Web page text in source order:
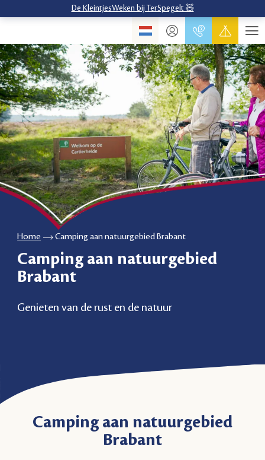
De KleintjesWeken bij TerSpegelt 🧸
Home Camping aan natuurgebied Brabant
Camping aan natuurgebied
Brabant
Genieten van de rust en de natuur
Camping aan natuurgebied
Brabant